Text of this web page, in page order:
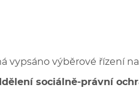
vypsáno výběrové řízení
sociálně-právní